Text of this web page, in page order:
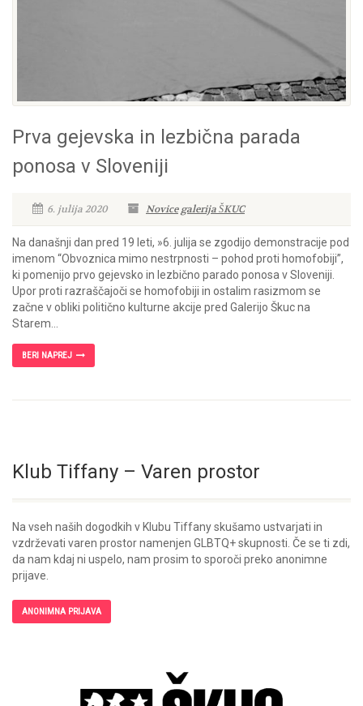
Prva gejevska in lezbična parada
ponosa v Sloveniji
6. julija 2020 Novicegalerija ŠKUC
Na današnji dan pred 19 leti, »6. julija se zgodijo demonstracije pod
imenom “Obvoznica mimo nestrpnosti – pohod proti homofobiji”,
ki pomenijo prvo gejevsko in lezbično parado ponosa v Sloveniji.
Upor proti razraščajoči se homofobiji in ostalim rasizmom se
začne v obliki politično kulturne akcije pred Galerijo Škuc na
Starem...
BERI NAPREJ
Klub Tiffany – Varen prostor
Na vseh naših dogodkih v Klubu Tiffany skušamo ustvarjati in
vzdrževati varen prostor namenjen GLBTQ+ skupnosti. Če se ti zdi,
da nam kdaj ni uspelo, nam prosim to sporoči preko anonimne
prijave.
ANONIMNA PRIJAVA